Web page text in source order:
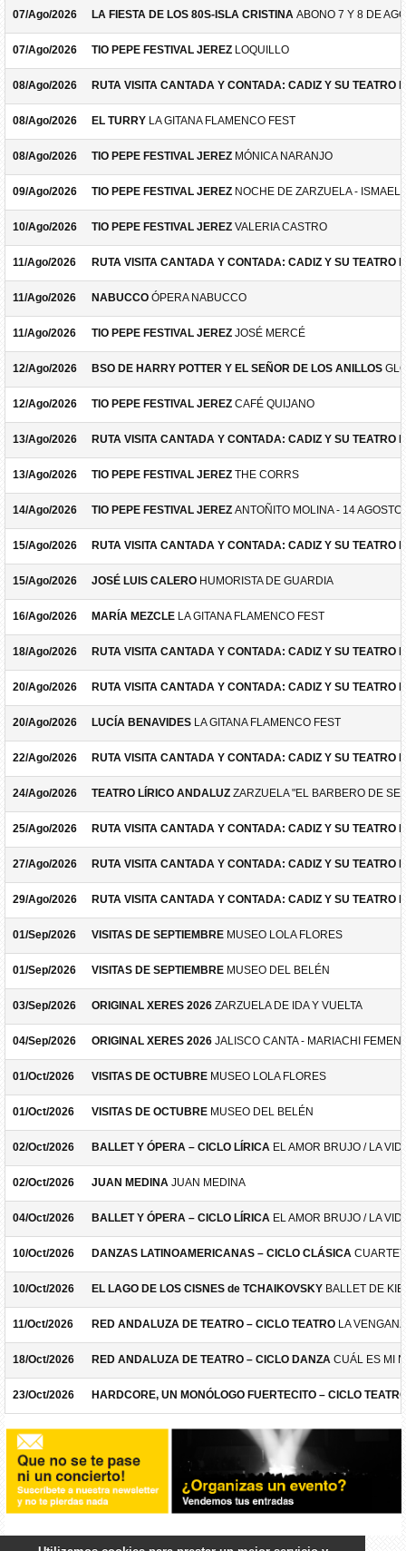
07/Ago/2026 LA FIESTA DE LOS 80S-ISLA CRISTINA ABONO 7 Y 8 DE
07/Ago/2026 TIO PEPE FESTIVAL JEREZ LOQUILLO
08/Ago/2026 RUTA VISITA CANTADA Y CONTADA: CADIZ Y SU TEATRO
08/Ago/2026 EL TURRY LA GITANA FLAMENCO FEST
08/Ago/2026 TIO PEPE FESTIVAL JEREZ MÓNICA NARANJO
09/Ago/2026 TIO PEPE FESTIVAL JEREZ NOCHE DE ZARZUELA -
10/Ago/2026 TIO PEPE FESTIVAL JEREZ VALERIA CASTRO
11/Ago/2026 RUTA VISITA CANTADA Y CONTADA: CADIZ Y SU TEATRO
11/Ago/2026 NABUCCO ÓPERA NABUCCO
11/Ago/2026 TIO PEPE FESTIVAL JEREZ JOSÉ MERCÉ
12/Ago/2026 BSO DE HARRY POTTER Y EL SEÑOR DE LOS ANILLOS
12/Ago/2026 TIO PEPE FESTIVAL JEREZ CAFÉ QUIJANO
13/Ago/2026 RUTA VISITA CANTADA Y CONTADA: CADIZ Y SU TEATRO
13/Ago/2026 TIO PEPE FESTIVAL JEREZ THE CORRS
14/Ago/2026 TIO PEPE FESTIVAL JEREZ ANTOÑITO MOLINA - 14 AGOSTO
15/Ago/2026 RUTA VISITA CANTADA Y CONTADA: CADIZ Y SU TEATRO
15/Ago/2026 JOSÉ LUIS CALERO HUMORISTA DE GUARDIA
16/Ago/2026 MARÍA MEZCLE LA GITANA FLAMENCO FEST
18/Ago/2026 RUTA VISITA CANTADA Y CONTADA: CADIZ Y SU TEATRO
20/Ago/2026 RUTA VISITA CANTADA Y CONTADA: CADIZ Y SU TEATRO
20/Ago/2026 LUCÍA BENAVIDES LA GITANA FLAMENCO FEST
22/Ago/2026 RUTA VISITA CANTADA Y CONTADA: CADIZ Y SU TEATRO
24/Ago/2026 TEATRO LÍRICO ANDALUZ ZARZUELA "EL BARBERO DE
25/Ago/2026 RUTA VISITA CANTADA Y CONTADA: CADIZ Y SU TEATRO
27/Ago/2026 RUTA VISITA CANTADA Y CONTADA: CADIZ Y SU TEATRO
29/Ago/2026 RUTA VISITA CANTADA Y CONTADA: CADIZ Y SU TEATRO
01/Sep/2026 VISITAS DE SEPTIEMBRE MUSEO LOLA FLORES
01/Sep/2026 VISITAS DE SEPTIEMBRE MUSEO DEL BELÉN
03/Sep/2026 ORIGINAL XERES 2026 ZARZUELA DE IDA Y VUELTA
04/Sep/2026 ORIGINAL XERES 2026 JALISCO CANTA - MARIACHI
01/Oct/2026 VISITAS DE OCTUBRE MUSEO LOLA FLORES
01/Oct/2026 VISITAS DE OCTUBRE MUSEO DEL BELÉN
02/Oct/2026 BALLET Y ÓPERA – CICLO LÍRICA EL AMOR BRUJO / LA
02/Oct/2026 JUAN MEDINA JUAN MEDINA
04/Oct/2026 BALLET Y ÓPERA – CICLO LÍRICA EL AMOR BRUJO / LA
10/Oct/2026 DANZAS LATINOAMERICANAS – CICLO CLÁSICA
10/Oct/2026 EL LAGO DE LOS CISNES de TCHAIKOVSKY BALLET DE
11/Oct/2026 RED ANDALUZA DE TEATRO – CICLO TEATRO LA
18/Oct/2026 RED ANDALUZA DE TEATRO – CICLO DANZA CUÁL ES MI
23/Oct/2026 HARDCORE, UN MONÓLOGO FUERTECITO – CICLO